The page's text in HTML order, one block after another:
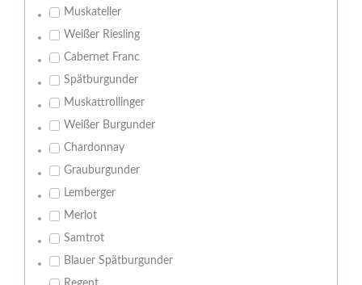
Muskateller
Weißer Riesling
Cabernet Franc
Spätburgunder
Muskattrollinger
Weißer Burgunder
Chardonnay
Grauburgunder
Lemberger
Merlot
Samtrot
Blauer Spätburgunder